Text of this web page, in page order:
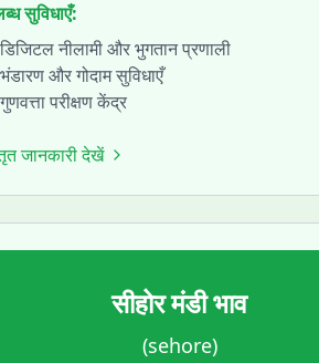
सुविधाएँ:
डिजिटल नीलामी और भुगतान प्रणाली
भंडारण और गोदाम सुविधाएँ
गुणवत्ता परीक्षण केंद्र
जानकारी देखें
सीहोरमंडी भाव
(sehore)